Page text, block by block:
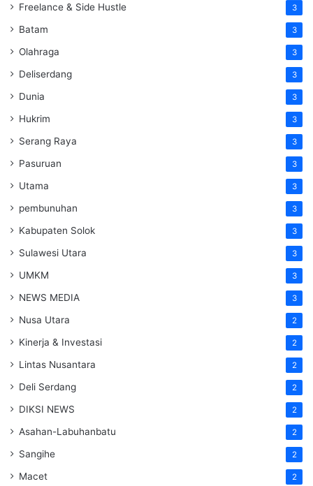
Freelance & Side Hustle 3
Batam 3
Olahraga 3
Deliserdang 3
Dunia 3
Hukrim 3
Serang Raya 3
Pasuruan 3
Utama 3
pembunuhan 3
Kabupaten Solok 3
Sulawesi Utara 3
UMKM 3
NEWS MEDIA 3
Nusa Utara 2
Kinerja & Investasi 2
Lintas Nusantara 2
Deli Serdang 2
DIKSI NEWS 2
Asahan-Labuhanbatu 2
Sangihe 2
Macet 2